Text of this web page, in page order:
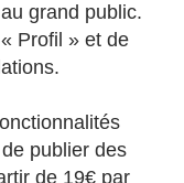
grand public.
Profil » et de
publier des
de 19€ par